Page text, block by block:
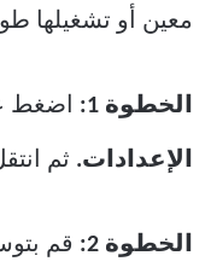
معين أو تشغيلها
الخطوة 1: اضغط
الإعدادات. ثم
الخطوة 2: قم